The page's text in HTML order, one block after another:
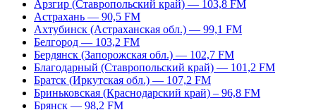
Арзгир (Ставропольский край) — 103,8 FM
Астрахань — 90,5 FM
Ахтубинск (Астраханская обл.) — 99,1 FM
Белгород — 103,2 FM
Бердянск (Запорожская обл.) — 102,7 FM
Благодарный (Ставропольский край) — 101,2 FM
Братск (Иркутская обл.) — 107,2 FM
Бриньковская (Краснодарский край) – 96,8 FM
Брянск — 98,2 FM